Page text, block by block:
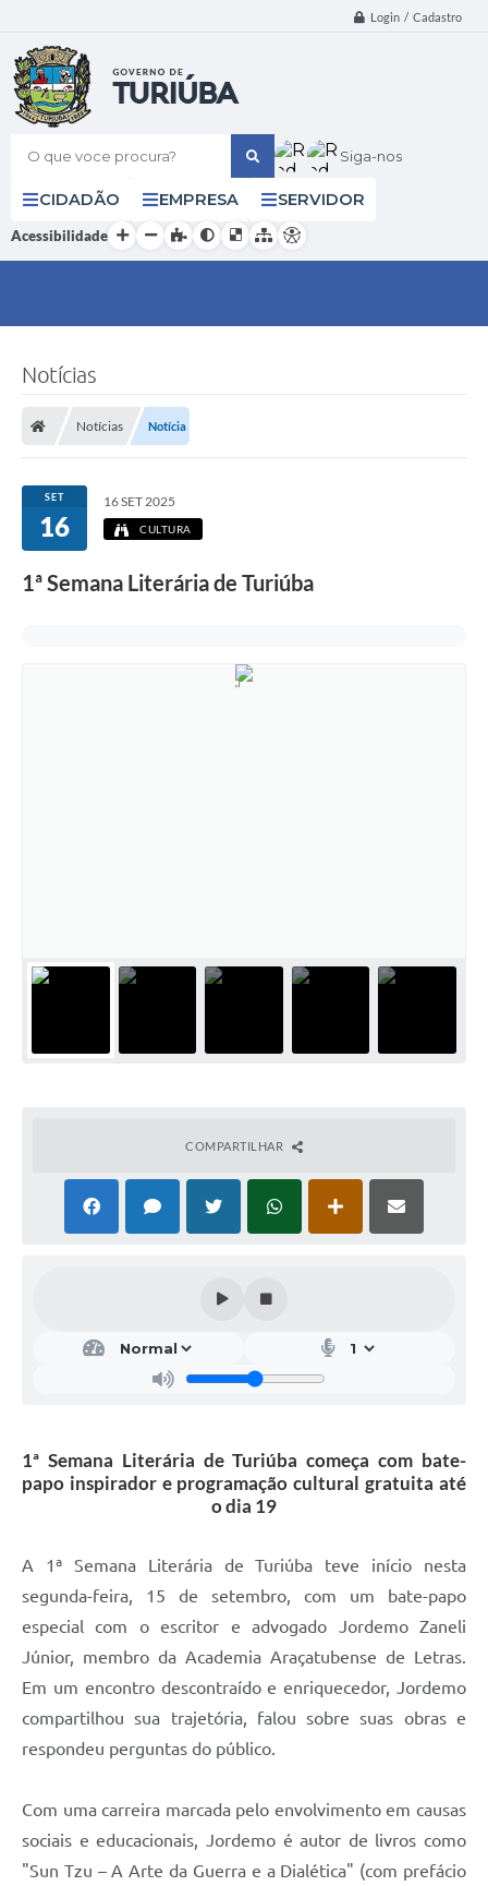
Login / Cadastro
O que voce procura? Siga-nos
CIDADÃO EMPRESA SERVIDOR
Acessibilidade
Notícias
Notícias Notícia
SET
16
16 SET 2025
CULTURA
1ª Semana Literária de Turiúba
COMPARTILHAR
1ª Semana Literária de Turiúba começa com bate-
papo inspirador e programação cultural gratuita até
o dia 19
A 1ª Semana Literária de Turiúba teve início nesta
segunda-feira, 15 de setembro, com um bate-papo
especial com o escritor e advogado Jordemo Zaneli
Júnior, membro da Academia Araçatubense de Letras.
Em um encontro descontraído e enriquecedor, Jordemo
compartilhou sua trajetória, falou sobre suas obras e
respondeu perguntas do público.
Com uma carreira marcada pelo envolvimento em causas
sociais e educacionais, Jordemo é autor de livros como
"Sun Tzu – A Arte da Guerra e a Dialética" (com prefácio